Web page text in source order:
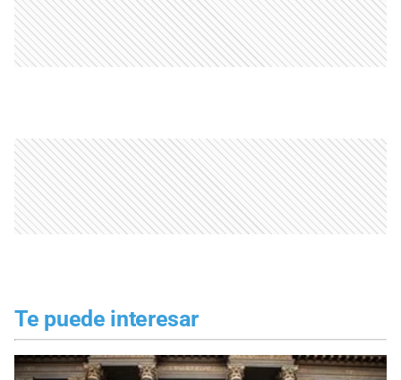
Te puede interesar